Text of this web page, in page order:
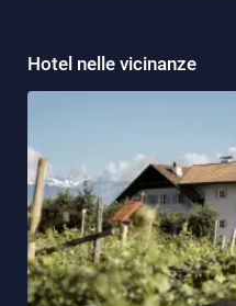
Hotel nelle vicinanze